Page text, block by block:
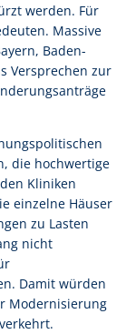
werden. Für
Massive
Baden-
Versprechen zur
die hochwertige
Kliniken
einzelne Häuser
zu Lasten
nicht
Damit würden
Modernisierung